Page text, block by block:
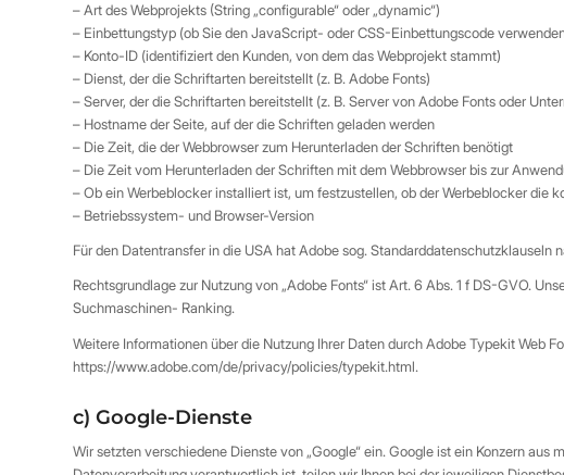
– Art des Webprojekts (String „configurable“ oder „dynamic“)
– Einbettungstyp (ob Sie den JavaScript- oder CSS-Einbettungscode
– Konto-ID (identifiziert den Kunden, von dem das Webprojekt stammt)
– Dienst, der die Schriftarten bereitstellt (z. B. Adobe Fonts)
– Server, der die Schriftarten bereitstellt (z. B. Server von Adobe Fonts oder
– Hostname der Seite, auf der die Schriften geladen werden
– Die Zeit, die der Webbrowser zum Herunterladen der Schriften benötigt
– Die Zeit vom Herunterladen der Schriften mit dem Webbrowser bis zur
– Ob ein Werbeblocker installiert ist, um festzustellen, ob der Werbeblocker die
– Betriebssystem- und Browser-Version
Für den Datentransfer in die USA hat Adobe sog.
Rechtsgrundlage zur Nutzung von „Adobe Fonts“ ist Art. 6 Abs. 1 f DS-GVO.
Suchmaschinen- Ranking.
Weitere Informationen über die Nutzung Ihrer Daten durch Adobe Typekit Web
https://www.adobe.com/de/privacy/policies/typekit.html.
c) Google-Dienste
Wir setzten verschiedene Dienste von „Google“ ein. Google ist ein Konzern